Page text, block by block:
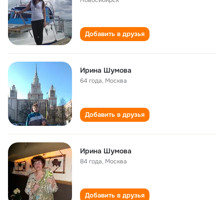
Добавить в друзья
Ирина Шумова
64 года, Москва
Добавить в друзья
Ирина Шумова
84 года, Москва
Добавить в друзья